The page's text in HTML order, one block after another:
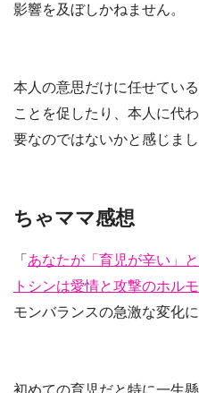
影響を及ぼしかねません。
本人の意思だけに任せている
ことを促したり、本人に代
要なのではないかと感じまし
ちゃママ感想
「 あなたが「育児が辛い」
トシンは愛情と攻撃のホル
モンバランスの急激な変化